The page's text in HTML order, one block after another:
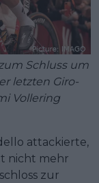
Schluss um
letzten Giro-
Vollering
attackierte,
nicht mehr
zur